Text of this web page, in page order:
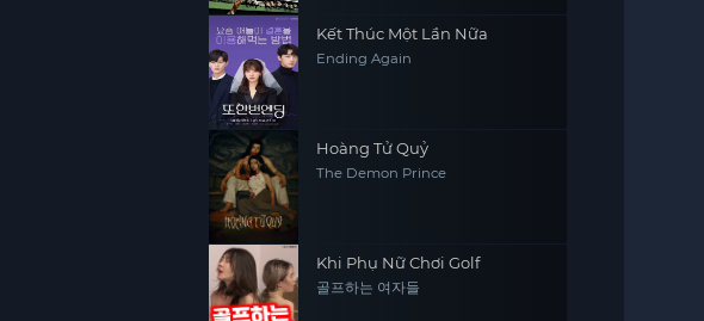
Kết Thúc Một Lần Nữa
Ending Again
Hoàng Tử Quỷ
The Demon Prince
Khi Phụ Nữ Chơi Golf
골프하는 여자들